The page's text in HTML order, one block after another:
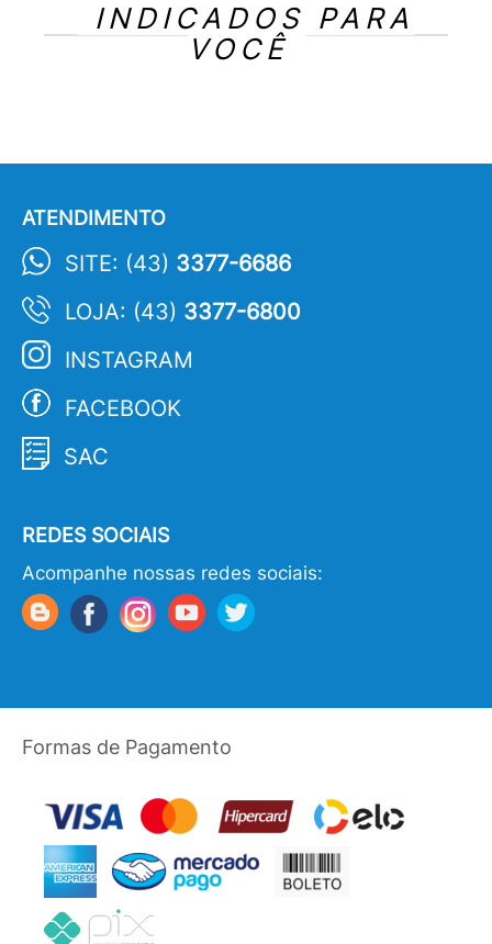
INDICADOS PARA
VOCÊ
ATENDIMENTO
SITE: (43) 3377-6686
LOJA: (43) 3377-6800
INSTAGRAM
FACEBOOK
SAC
REDES SOCIAIS
Acompanhe nossas redes sociais:
Formas de Pagamento